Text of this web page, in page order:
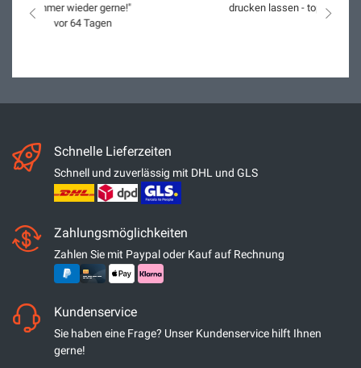
drucken lassen - top Qualität und Service. Immer wieder
nach links nach
Schnelle Lieferzeiten
Schnell und zuverlässig mit DHL und GLS
Zahlungsmöglichkeiten
Zahlen Sie mit Paypal oder Kauf auf Rechnung
Kundenservice
Sie haben eine Frage? Unser Kundenservice hilft Ihnen
gerne!